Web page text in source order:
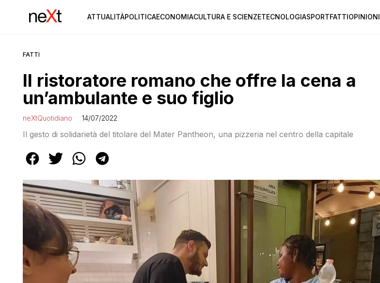
ATTUALITÀPOLITICAECONOMIACULTURA E SCIENZETECNOLOGIASPORTFATTIOPINIONI
FATTI
Il ristoratore romano che offre la cena a
un’ambulante e suo figlio
neXtQuotidiano 14/07/2022
Il gesto di solidarietà del titolare del Mater Pantheon, una pizzeria nel centro della capitale